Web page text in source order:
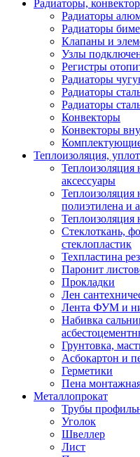
Радиаторы,
Радиаторы
Радиаторы
Клапаны и
Узлы
Регистры
Радиаторы
Радиаторы
Радиаторы
Конвекторы
Конвекторы
Комплектующие
Теплоизоляция,
Теплоизоляция
аксессуары
Теплоизоляция
полиэтилена и
Теплоизоляция
Стеклоткань,
стеклопластик
Техпластина
Паронит
Прокладки
Лен
Лента ФУМ и
Набивка
Грунтовка,
Асбокартон и
Герметики
Пена
Металлопрокат
Трубы
Уголок
Швеллер
Лист